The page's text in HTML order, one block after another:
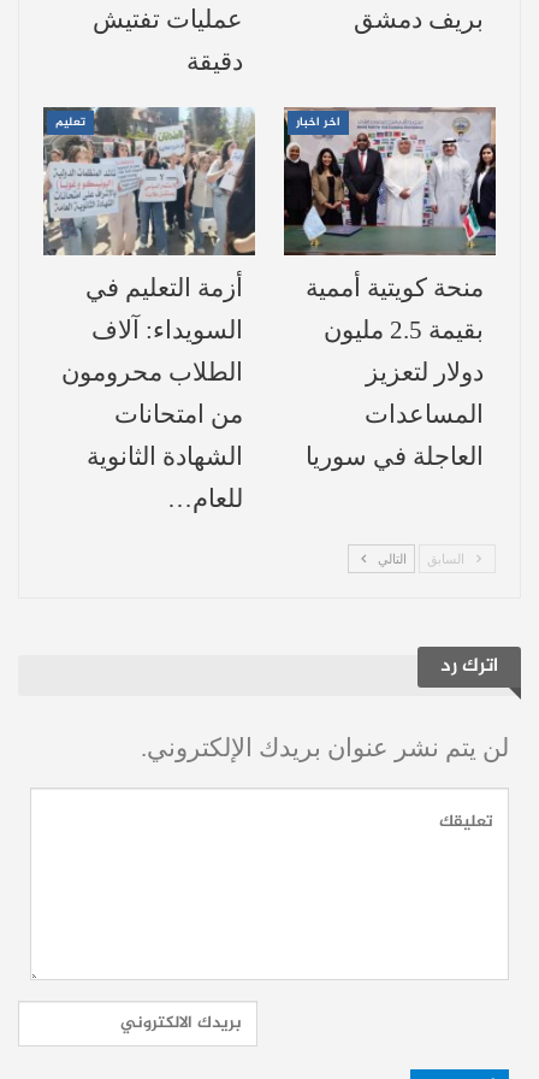
متضررة ونزوح أكثر من مليون
وفق تقديرات منظمات بيئية محلية، بلغت
المساحة الإجمالية المتضررة من الحرائق نحو
20,000 هكتار، فيما تجاوز عدد القرى المتضررة
60 قرية.
كما تسببت الحرائق في نزوح ما يزيد عن مليون
ألف شخص، بين نازحين دائمين وآخرين
نزحوا بشكل مؤقت بسبب الأضرار التي لحقت
سوريا تخسر 20% من غاباتها…
ومعظمها في الساحل:
غير المسبوقة.
وتُعد غابات الساحل السوري مسؤولة عن 61%
من إجمالي الغطاء الحرجي في سوريا، مما يُبرز
اتهامات بإشعال الحرائق عمداً…
ودخان أسود يعزز الشكوك:
بريف دمشق
عمليات تفتيش
دقيقة
اخر اخبار
منحة كويتية أممية
بقيمة 2.5 مليون
دولار لتعزيز
المساعدات
العاجلة في سوريا
تعليم
أزمة التعليم في
السويداء: آلاف
الطلاب محرومون
من امتحانات
الشهادة الثانوية
للعام…
السابق التالي
اترك رد
لن يتم نشر عنوان بريدك الإلكتروني.